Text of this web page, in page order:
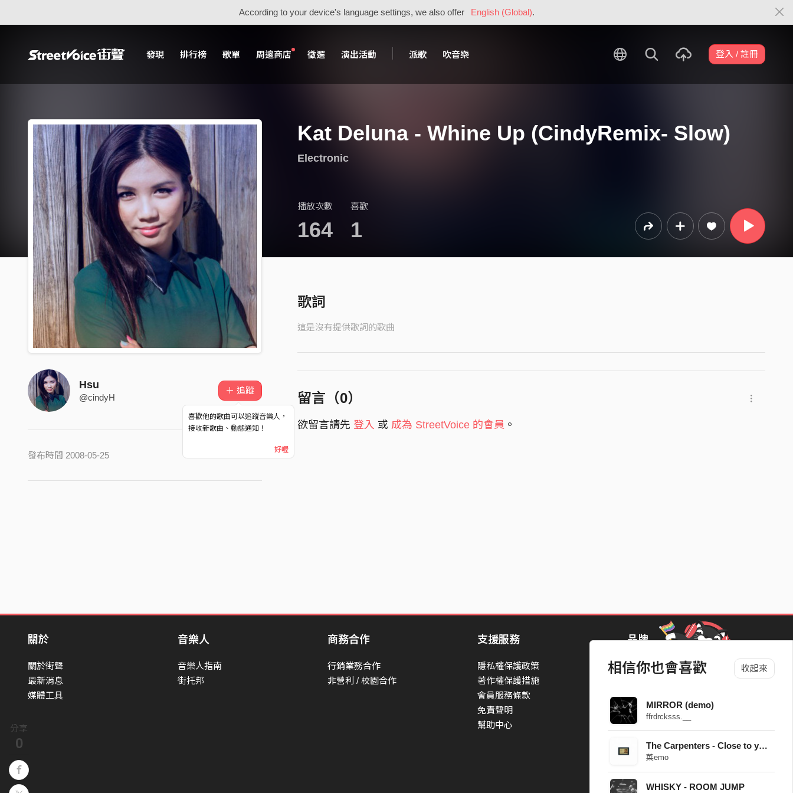
According to your device's language settings, we also offer English (Global).
發現 排行榜 歌單 周邊商店 徵選 演出活動 派歌 吹音樂 登入 / 註冊
分享
0
相信你也會喜歡 收起來
MIRROR (demo)
ffrdrcksss.__
The Carpenters - Close to you (Blues version)
菜emo
WHISKY - ROOM JUMP
Kat Deluna - Whine Up (CindyRemix- Slow)
Electronic
播放次數
164
喜歡
1
Hsu
@cindyH
＋ 追蹤
喜歡他的歌曲可以追蹤音樂人，
接收新歌曲、動態通知！
好喔
發布時間 2008-05-25
歌詞
這是沒有提供歌詞的歌曲
留言（0）
欲留言請先 登入 或 成為 StreetVoice 的會員 。
關於
關於街聲
最新消息
媒體工具
音樂人
音樂人指南
街托邦
商務合作
行銷業務合作
非營利 / 校園合作
支援服務
隱私權保護政策
著作權保護措施
會員服務條款
免責聲明
幫助中心
品牌
StreetVoice Awards 街聲音樂獎
Blow 吹音樂
Packer 派歌
SimpleLife 簡單生活節
一起比 YEAH 吧